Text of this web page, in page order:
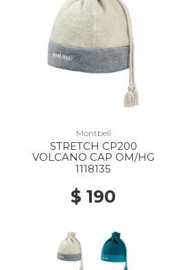
Montbell
STRETCH CP200
VOLCANO CAP OM/HG
1118135
$ 190